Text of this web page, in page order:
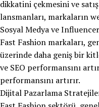
dikkatini çekmesini ve
lansmanları, markaların
Sosyal Medya ve
Fast Fashion markaları,
üzerinde daha geniş bir
ve SEO performansını
performansını artırır.
Dijital Pazarlama